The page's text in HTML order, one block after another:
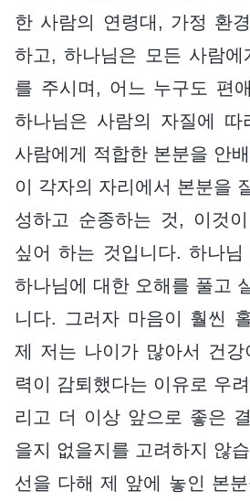
한 사람의 연령대, 가정 환
하고, 하나님은 모든 사람
를 주시며, 어느 누구도 편
하나님은 사람의 자질에 따
사람에게 적합한 본분을 안
이 각자의 자리에서 본분을
성하고 순종하는 것, 이것
싶어 하는 것입니다. 하나
하나님에 대한 오해를 풀고
니다. 그러자 마음이 훨씬
제 저는 나이가 많아서 건
력이 감퇴했다는 이유로 우
리고 더 이상 앞으로 좋은
을지 없을지를 고려하지 않
선을 다해 제 앞에 놓인 본